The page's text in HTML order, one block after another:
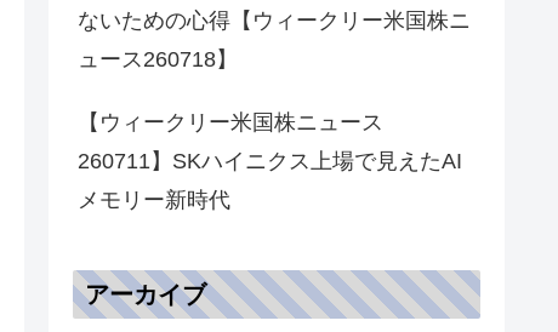
ないための心得【ウィークリー米国株ニ
ュース260718】
【ウィークリー米国株ニュース
260711】SKハイニクス上場で見えたAI
メモリー新時代
アーカイブ